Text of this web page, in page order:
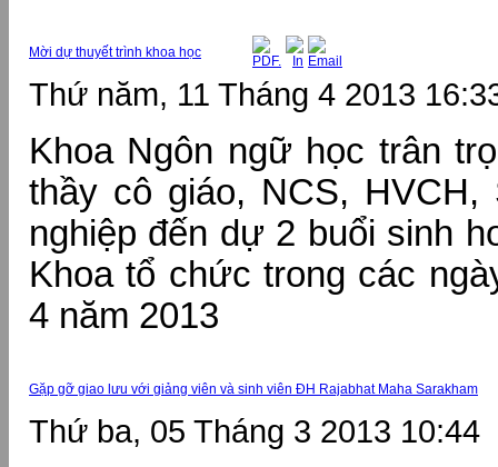
Mời dự thuyết trình khoa học
Thứ năm, 11 Tháng 4 2013
Khoa Ngôn ngữ học trân
thầy cô giáo, NCS,
nghiệp đến dự 2 buổi sinh
Khoa tổ chức trong các
4 năm 2013
Gặp gỡ giao lưu với giảng viên và sinh viên ĐH Rajabhat Maha Sarakham
Thứ ba, 05 Tháng 3 2013 10:44